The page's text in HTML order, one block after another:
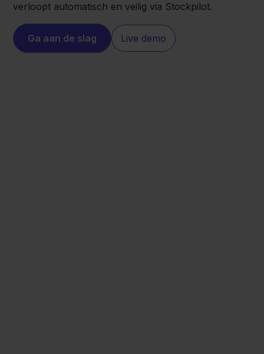
verloopt automatisch en veilig via Stockpilot.
Ga aan de slag Live demo